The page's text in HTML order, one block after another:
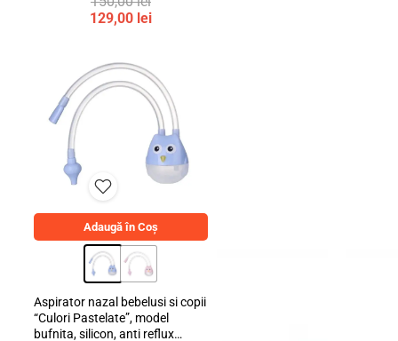
Prețul
fost:
150,00 lei.
129,00 lei
este:
129,00 lei.
Adaugă în Coș
Aspirator nazal bebelusi si copii
“Culori Pastelate”, model
bufnita, silicon, anti reflux
Featured Categories
Shop all